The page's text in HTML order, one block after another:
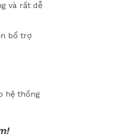
và rất dễ
bổ trợ
hệ thống